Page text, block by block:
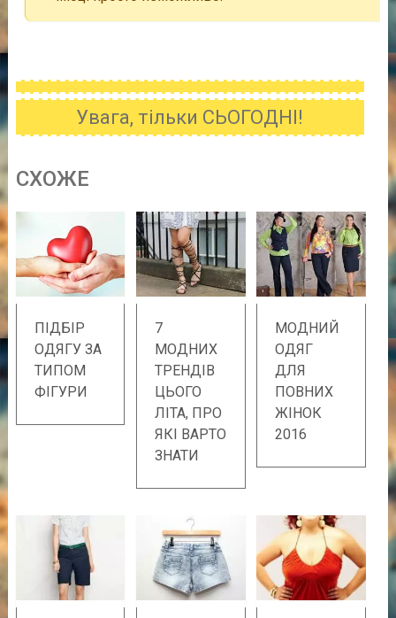
Увага, тільки СЬОГОДНІ!
CХОЖE
ПІДБІР
ОДЯГУ ЗА
ТИПОМ
ФІГУРИ
7
МОДНИХ
ТРЕНДІВ
ЦЬОГО
ЛІТА, ПРО
ЯКІ ВАРТО
ЗНАТИ
МОДНИЙ
ОДЯГ
ДЛЯ
ПОВНИХ
ЖІНОК
2016